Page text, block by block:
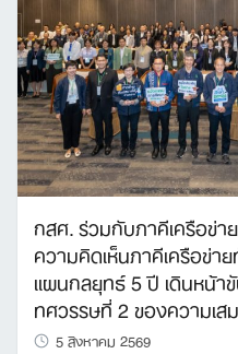
กสศ. ร่วมกับภาคีเครือข่า
ความคิดเห็นภาคีเครือข่า
แผนกลยุทธ์ 5 ปี เดินหน้า
ทศวรรษที่ 2 ของความเ
5 สิงหาคม 2569